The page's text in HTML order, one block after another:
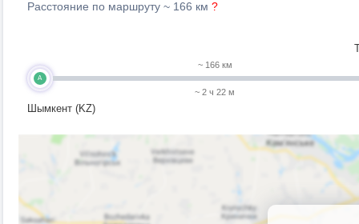
Расстояние по маршруту ~ 166 км ?
A
Шымкент (KZ)
~ 166 км
~ 2 ч 22 м